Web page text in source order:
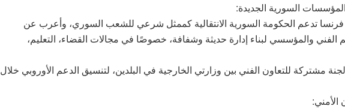
فرنسا تدعم الحكومة السورية الانتقالية كممثل شرعي للشعب السوري، وأعرب عن
الفني والمؤسسي لبناء إدارة حديثة وشفافة، خصوصًا في مجالات القضاء، التعليم،
مشتركة للتعاون الفني بين وزارتي الخارجية في البلدين، لتنسيق الدعم الأوروبي خلال